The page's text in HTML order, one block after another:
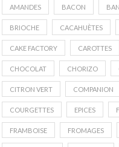
AMANDES BACON
BRIOCHE CACAHUÈTES
CAKE FACTORY CAROTTES
CHOCOLAT CHORIZO
CITRON VERT COMPANION
COURGETTES EPICES
FRAMBOISE FROMAGES